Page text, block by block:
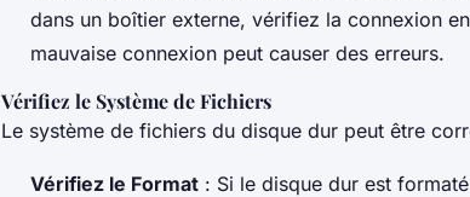
dans un boîtier externe, vérifiez la connexion
mauvaise connexion peut causer des erreurs.
Vérifiez le Système de Fichiers
Le système de fichiers du disque dur peut être
Vérifiez le Format : Si le disque dur est